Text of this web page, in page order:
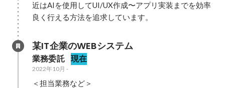
近はAIを使用してUI/UX作成〜アプリ実装までを効率
良く行える方法を追求しています。
某IT企業のWEBシステム
業務委託 現在
2022年10月 -
＜担当業務など＞